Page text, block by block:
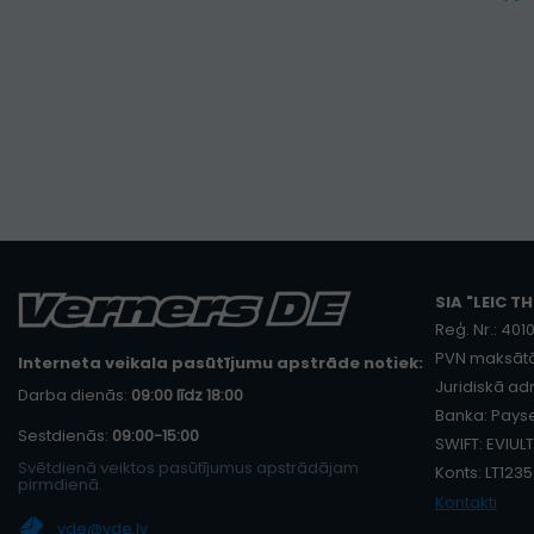
Interneta veikala pasūtījumu apstrāde notiek:
Darba dienās: 09:00 līdz 18:00
Sestdienās: 09:00-15:00
Svētdienā veiktos pasūtījumus apstrādājam
pirmdienā.
vde@vde.lv
SIA "LEIC
Reģ. Nr.:
PVN
Juridiskā
Banka:
SWIFT:
Konts:
Kontakti